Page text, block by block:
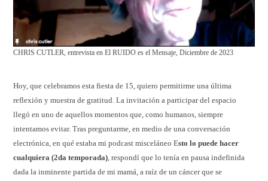
CHRIS CUTLER, entrevista en El RUIDO es el Mensaje, Diciembre de 2023
Hoy, que celebramos esta fiesta de 15, quiero permitirme una última
reflexión y muestra de gratitud. La invitación a participar del espacio
llegó en uno de aquellos momentos que, como humanos, siempre
intentamos evitar. Tras preguntarme, en medio de una conversación
electrónica, en qué estaba mi podcast misceláneo Esto lo puede hacer
cualquiera (2da temporada), respondí que lo tenía en pausa indefinida
dada la inminente partida de mi mamá, a raíz de un cáncer que se